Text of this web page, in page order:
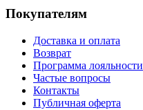
Покупателям
Доставка и оплата
Возврат
Программа лояльности
Частые вопросы
Контакты
Публичная оферта